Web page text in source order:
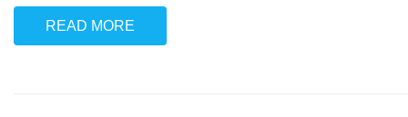
READ MORE